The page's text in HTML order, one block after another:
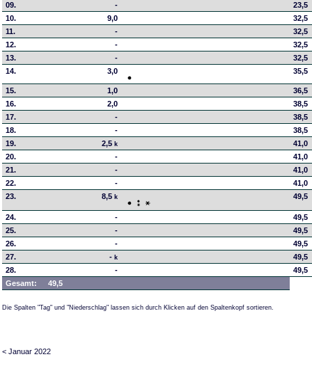
09.
-
23,5
10.
9,0
32,5
11.
-
32,5
12.
-
32,5
13.
-
32,5
14.
3,0 35,5
15. 1,0
36,5
16.
2,0
38,5
17.
-
38,5
18.
-
38,5
19.
2,5k
41,0
20.
-
41,0
21.
-
41,0
22.
-
41,0
23.
8,5k 49,5
24. -
49,5
25.
-
49,5
26.
-
49,5
27.
-k
49,5
28.
-
49,5
Gesamt:
49,5
Die Spalten "Tag" und "Niederschlag" lassen sich durch Klicken auf den Spaltenkopf sortieren.
< Januar 2022